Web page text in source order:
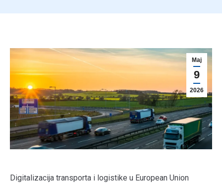
Maj
9
2026
Digitalizacija transporta i logistike u European Union